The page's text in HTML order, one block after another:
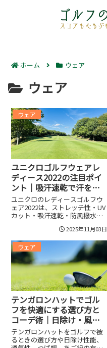
ホーム ウェア
ウェア
ウェア
ユニクロゴルフウェアレ
ディース2022の注目ポイ
ント｜吸汗速乾で汗を気
にせず快適プレー
ユニクロのレディースゴルフウ
ェア2022は、ストレッチ性・UV
カット・吸汗速乾・防風撥水・
まえ、春夏秋冬のおすすめアイ
テムやポロ・パンツ・スカート
の選び方、サイズ感の実戦チェ
ック、ラウンドや練習場向けの
コーデ術まで、快適にプレーす
るための実用ポイントをわかり
やすく解説。
2025年11月03日
ウェア
テンガロンハットでゴル
フを快適にする選び方と
コーデ術｜日除け・風対
策からマナー＆おすすめ
ブランドまで完全ガイド
テンガロンハットをゴルフで被
るときの選び方や日除け性能、